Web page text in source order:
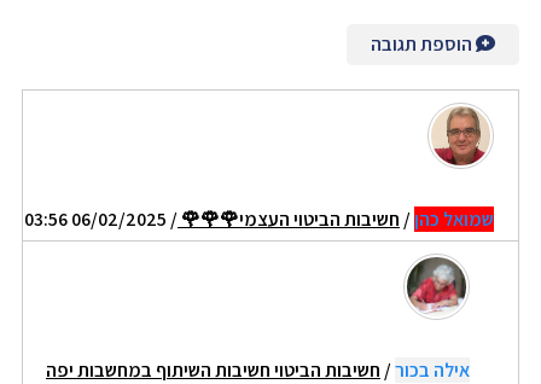
הוספת תגובה
שמואל כהן/ חשיבות הביטוי העצמי🌹🌹🌹/ 06/02/2025 03:56
אילה בכור/ חשיבות הביטוי חשיבות השיתוף במחשבות יפה